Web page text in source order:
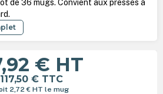
de 36 mugs. Convient aux presses à
€ HT
117,50 € TTC
2,72 € HT le mug